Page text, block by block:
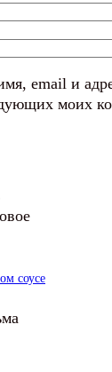
email и
моих
соусе